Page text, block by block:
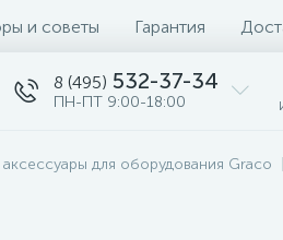
и советы Гарантия
8 (495) 532-37-34
ПН-ПТ 9:00-18:00
аксессуары для оборудования Graco